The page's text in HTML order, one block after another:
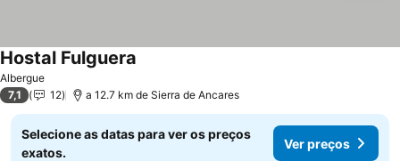
Albergue
Hostal Fulguera
7,1 12 a 12.7 km de Sierra de Ancares
Selecione as datas para ver os preços
exatos.
Ver preços